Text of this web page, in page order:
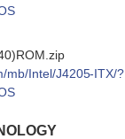
mb/Intel/J4205-ITX/?